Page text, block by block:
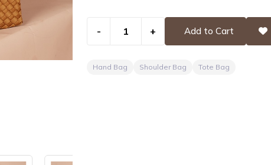
- + Add to Cart
Hand Bag Shoulder Bag Tote Bag